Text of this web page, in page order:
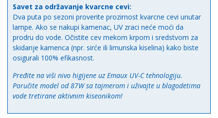
Savet za održavanje kvarcne cevi:
Dva puta po sezoni proverite prozirnost kvarcne cevi unutar
lampe. Ako se nakupi kamenac, UV zraci neće moći da
prodru do vode. Očistite cev mekom krpom i sredstvom za
skidanje kamenca (npr. sirće ili limunska kiselina) kako biste
osigurali 100% efikasnost.
Pređite na viši nivo higijene uz Emaux UV-C tehnologiju.
Poručite model od 87W sa tajmerom i uživajte u blagodetima
vode tretirane aktivnim kiseonikom!